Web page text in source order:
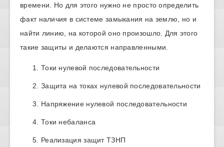
времени. Но для этого нужно не просто определить
факт наличия в системе замыкания на землю, но и
найти линию, на которой оно произошло. Для этого
такие защиты и делаются направленными.
Токи нулевой последовательности
Защита на токах нулевой последовательности
Напряжение нулевой последовательности
Токи небаланса
Реализация защит ТЗНП